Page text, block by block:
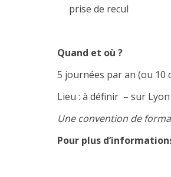
prise de recul
Quand et où ?
5 journées par an (ou 10
Lieu : à définir – sur
Une convention de
Pour plus